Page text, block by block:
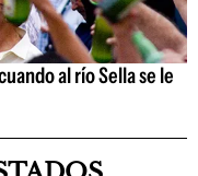
al río Sella se le